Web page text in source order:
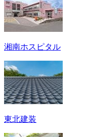
湘南ホスピタル
東北建装